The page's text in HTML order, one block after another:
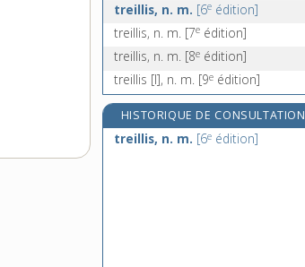
treillis, n. m. [6e édition]
treillis, n. m. [7e édition]
treillis, n. m. [8e édition]
treillis [I], n. m. [9e édition]
HISTORIQUE DE CONSULTATION
treillis, n. m. [6e édition]